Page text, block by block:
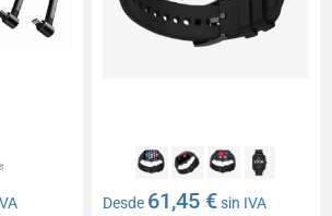
Desde 61,45 €sin IVA